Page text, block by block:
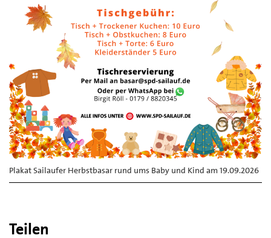
Plakat Sailaufer Herbstbasar rund ums Baby und Kind am 19.09.2026
Teilen